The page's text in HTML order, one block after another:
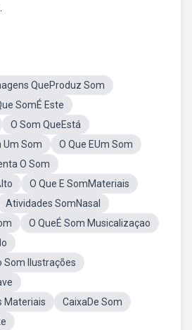
QueProduz Som
SomÉ Este
O Som QueEstá
Um Som
O Que EUm Som
O Som
O Que E SomMateriais
Atividades SomNasal
O QueÉ Som Musicalizaçao
Som Ilustrações
Materiais
CaixaDe Som